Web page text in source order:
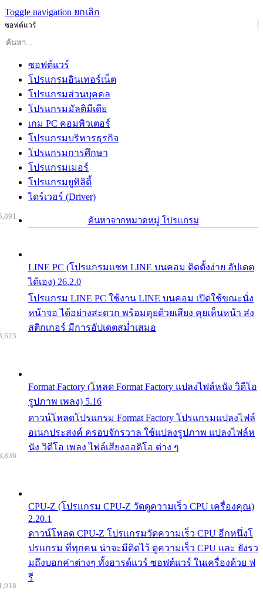
Toggle navigation ยกเลิก
ซอฟต์แวร์
ซอฟต์แวร์
โปรแกรมอินเทอร์เน็ต
โปรแกรมส่วนบุคคล
โปรแกรมมัลติมีเดีย
เกม PC คอมพิวเตอร์
โปรแกรมบริหารธุรกิจ
โปรแกรมการศึกษา
โปรแกรมเมอร์
โปรแกรมยูทิลิตี้
ไดร์เวอร์ (Driver)
ค้นหาจากหมวดหมู่ โปรแกรม
LINE PC (โปรแกรมแชท LINE บนคอม ติดตั้งง่าย อัปเดต
ได้เอง) 26.2.0
โปรแกรม LINE PC ใช้งาน LINE บนคอม เปิดใช้ขณะนั่ง
หน้าจอ ได้อย่างสะดวก พร้อมคุยด้วยเสียง คุยเห็นหน้า ส่ง
สติกเกอร์ มีการอัปเดตสม่ำเสมอ
Format Factory (โหลด Format Factory แปลงไฟล์หนัง วิดีโอ
รูปภาพ เพลง) 5.16
ดาวน์โหลดโปรแกรม Format Factory โปรแกรมแปลงไฟล์
อเนกประสงค์ ครอบจักรวาล ใช้แปลงรูปภาพ แปลงไฟล์ห
นัง วิดีโอ เพลง ไฟล์เสียงออดิโอ ต่าง ๆ
CPU-Z (โปรแกรม CPU-Z วัดดูความเร็ว CPU เครื่องคุณ)
2.20.1
ดาวน์โหลด CPU-Z โปรแกรมวัดความเร็ว CPU อีกหนึ่งโ
ปรแกรม ที่ทุกคน น่าจะมีติดไว้ ดูความเร็ว CPU และ ยังรว
มถึงบอกค่าต่างๆ ทั้งฮารด์แวร์ ซอฟต์แวร์ ในเครื่องด้วย ฟ
รี